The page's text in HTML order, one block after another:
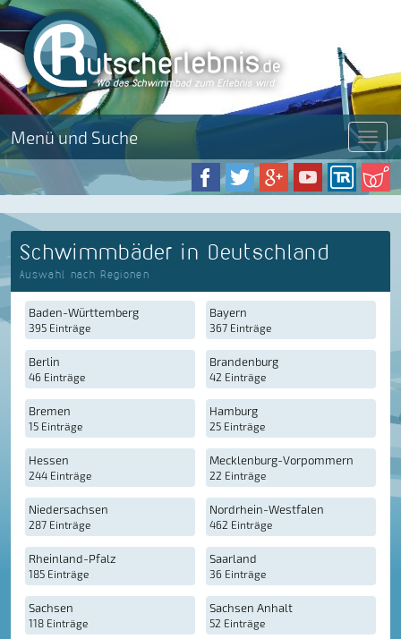
Menü und Suche Menü
Schwimmbäder in Deutschland
Auswahl nach Regionen
Baden-Württemberg
395 Einträge
Bayern
367 Einträge
Berlin
46 Einträge
Brandenburg
42 Einträge
Bremen
15 Einträge
Hamburg
25 Einträge
Hessen
244 Einträge
Mecklenburg-Vorpommern
22 Einträge
Niedersachsen
287 Einträge
Nordrhein-Westfalen
462 Einträge
Rheinland-Pfalz
185 Einträge
Saarland
36 Einträge
Sachsen
118 Einträge
Sachsen Anhalt
52 Einträge